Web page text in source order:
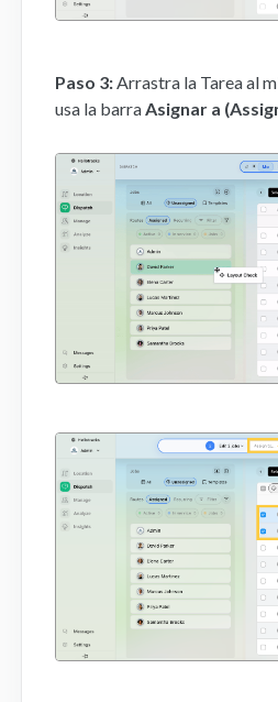
Paso 3:Arrastra la Tarea al
usa la barraAsignar a